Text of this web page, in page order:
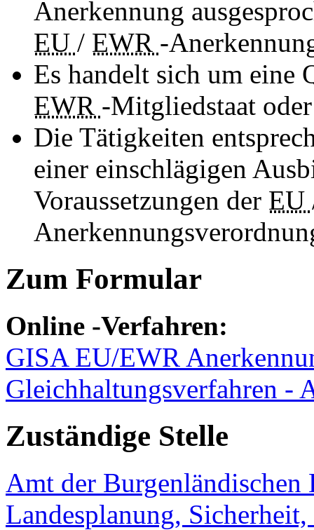
Anerkennung
EU / EWR -
Es handelt sich um
EWR -Mitgliedstaat
Die Tätigkeiten
einer einschlägigen
Voraussetzungen der EU
Zum Formular
Online -Verfahren:
GISA EU/EWR
Gleichhaltungsverfahren -
Zuständige Stelle
Amt der
Landesplanung,